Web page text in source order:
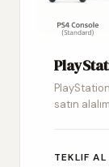
satın alalım
TEKLIF AL